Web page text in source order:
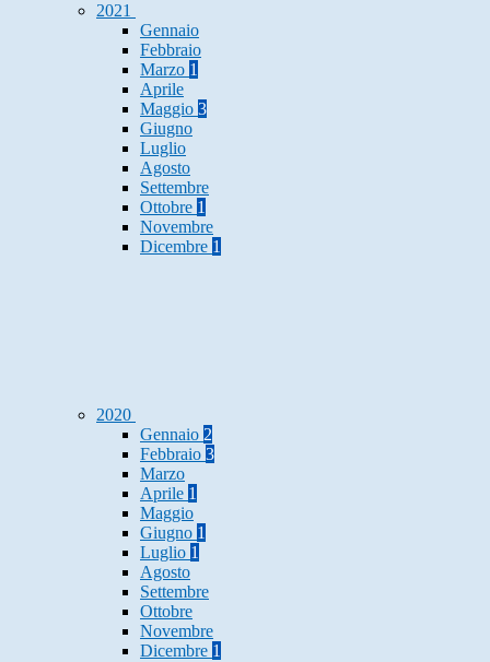
2021
Gennaio
Febbraio
Marzo 1
Aprile
Maggio 3
Giugno
Luglio
Agosto
Settembre
Ottobre 1
Novembre
Dicembre 1
2020
Gennaio 2
Febbraio 3
Marzo
Aprile 1
Maggio
Giugno 1
Luglio 1
Agosto
Settembre
Ottobre
Novembre
Dicembre 1